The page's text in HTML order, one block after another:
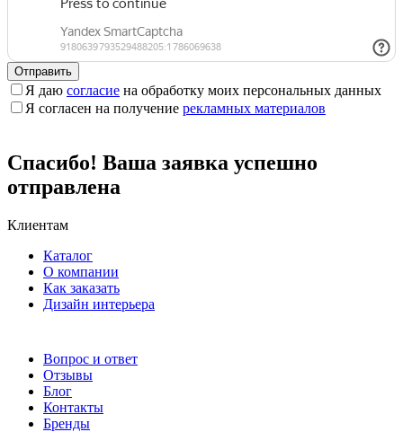
Отправить
Я даю согласие на обработку моих персональных данных
Я согласен на получение рекламных материалов
Спасибо! Ваша заявка успешно
отправлена
Клиентам
Каталог
О компании
Как заказать
Дизайн интерьера
Вопрос и ответ
Отзывы
Блог
Контакты
Бренды